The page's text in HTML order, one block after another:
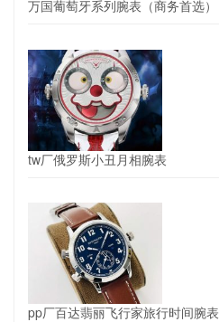
万国葡萄牙系列腕表（商务首选）
tw厂俄罗斯小丑月相腕表
pp厂百达翡丽飞行家旅行时间腕表